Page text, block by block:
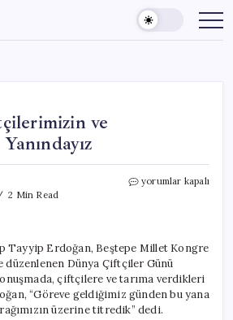
ve
2 Min Read
Erdoğan:
için
yorumlar kapalı
Tayyip Erdoğan, Beştepe Millet Kongre
düzenlenen Dünya Çiftçiler Günü
çiftçilere ve tarıma verdikleri
“Göreve geldiğimiz günden bu yana
üzerine titredik” dedi.